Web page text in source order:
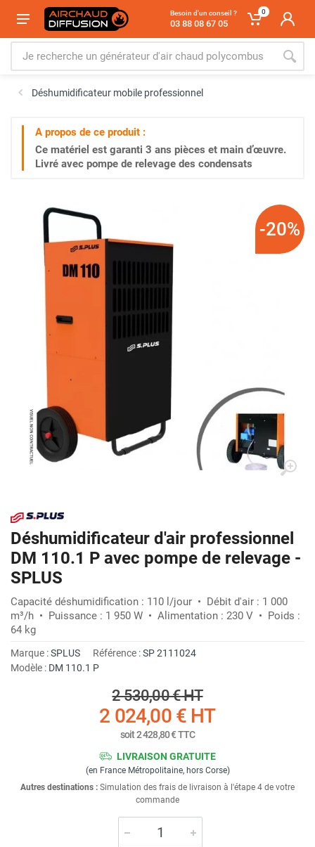
Besoin d'un conseil ?
03 88 08 67 05
0
Déshumidificateur mobile professionnel
A propos de ce produit :
Ce matériel est garanti 3 ans pièces et main d’œuvre.
Livré avec pompe de relevage des condensats
-20%
Déshumidificateur d'air professionnel
DM 110.1 P avec pompe de relevage -
SPLUS
Capacité déshumidification : 110 l/jour • Débit d'air : 1 000
m³/h • Puissance : 1 950 W • Alimentation : 230 V • Poids :
64 kg
Marque :SPLUS Référence :SP 2111024
Modèle : DM 110.1 P
2 530,00 €HT
2 024,00 € HT
soit2 428,80 €TTC
LIVRAISON GRATUITE
(en France Métropolitaine, hors Corse)
Autres destinations : Simulation des frais de livraison à l'étape 4 de votre
commande